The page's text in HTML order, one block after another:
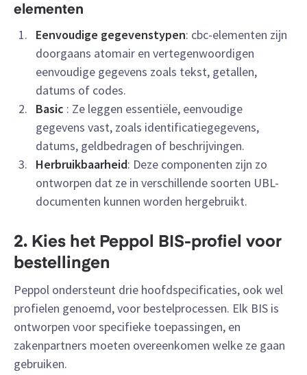
elementen
Eenvoudige gegevenstypen: cbc-elementen zijn
doorgaans atomair en vertegenwoordigen
eenvoudige gegevens zoals tekst, getallen,
datums of codes.
Basic : Ze leggen essentiële, eenvoudige
gegevens vast, zoals identificatiegegevens,
datums, geldbedragen of beschrijvingen.
Herbruikbaarheid: Deze componenten zijn zo
ontworpen dat ze in verschillende soorten UBL-
documenten kunnen worden hergebruikt.
2. Kies het Peppol BIS-profiel voor
bestellingen
Peppol ondersteunt drie hoofdspecificaties, ook wel
profielen genoemd, voor bestelprocessen. Elk BIS is
ontworpen voor specifieke toepassingen, en
zakenpartners moeten overeenkomen welke ze gaan
gebruiken.